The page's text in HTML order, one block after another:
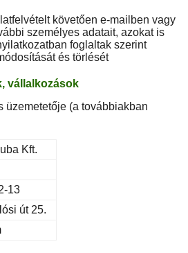
követően e-mailben vagy
személyes adatait, azokat is
foglaltak szerint
és törlését
vállalkozások
üzemetetője (a továbbiakban
Kft.
13
út 25.